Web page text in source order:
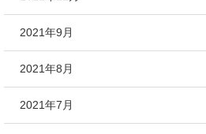
2021年9月
2021年8月
2021年7月